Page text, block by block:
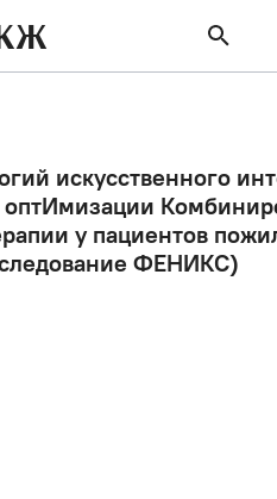
искусственного
у пациентов
ФЕНИКС)